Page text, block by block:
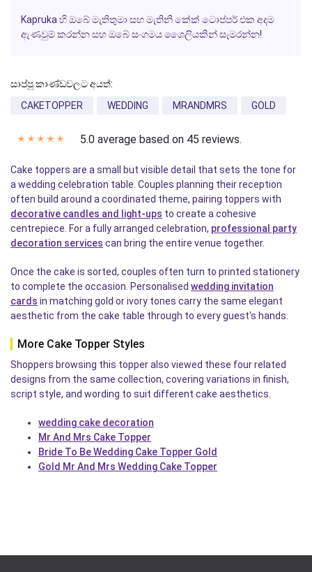
Kapruka හි ඔබේ මැතිතුමා සහ මැතිනි කේක් ටොප්පර් එක අදම
ඇණවුම් කරන්න සහ ඔබේ සංගමය ශෛලියකින් සැමරන්න!
සාප්පු කාණ්ඩවලට අයත්:
CAKETOPPER
WEDDING MRANDMRS GOLD
✭ ✭ ✭ ✭ ✭ 5.0 average based on 45 reviews.
Cake toppers are a small but visible detail that sets the tone for
a wedding celebration table. Couples planning their reception
often build around a coordinated theme, pairing toppers with
decorative candles and light-ups to create a cohesive
centrepiece. For a fully arranged celebration, professional party
decoration services can bring the entire venue together.
Once the cake is sorted, couples often turn to printed stationery
to complete the occasion. Personalised wedding invitation
cards in matching gold or ivory tones carry the same elegant
aesthetic from the cake table through to every guest's hands.
More Cake Topper Styles
Shoppers browsing this topper also viewed these four related
designs from the same collection, covering variations in finish,
script style, and wording to suit different cake aesthetics.
wedding cake decoration
Mr And Mrs Cake Topper
Bride To Be Wedding Cake Topper Gold
Gold Mr And Mrs Wedding Cake Topper